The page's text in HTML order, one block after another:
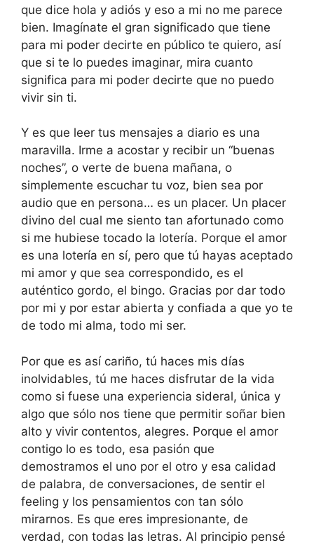
que dice hola y adiós y eso a mi no me parece
bien. Imagínate el gran significado que tiene
para mi poder decirte en público te quiero, así
que si te lo puedes imaginar, mira cuanto
significa para mi poder decirte que no puedo
vivir sin ti.
Y es que leer tus mensajes a diario es una
maravilla. Irme a acostar y recibir un “buenas
noches”, o verte de buena mañana, o
simplemente escuchar tu voz, bien sea por
audio que en persona… es un placer. Un placer
divino del cual me siento tan afortunado como
si me hubiese tocado la lotería. Porque el amor
es una lotería en sí, pero que tú hayas aceptado
mi amor y que sea correspondido, es el
auténtico gordo, el bingo. Gracias por dar todo
por mi y por estar abierta y confiada a que yo te
de todo mi alma, todo mi ser.
Por que es así cariño, tú haces mis días
inolvidables, tú me haces disfrutar de la vida
como si fuese una experiencia sideral, única y
algo que sólo nos tiene que permitir soñar bien
alto y vivir contentos, alegres. Porque el amor
contigo lo es todo, esa pasión que
demostramos el uno por el otro y esa calidad
de palabra, de conversaciones, de sentir el
feeling y los pensamientos con tan sólo
mirarnos. Es que eres impresionante, de
verdad, con todas las letras. Al principio pensé